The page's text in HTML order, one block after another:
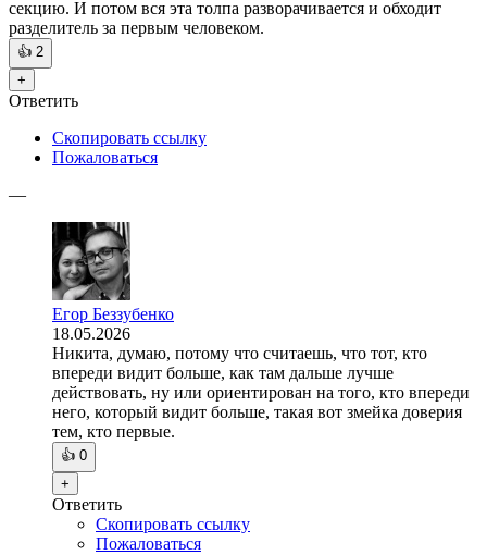
секцию. И потом вся эта толпа разворачивается и обходит
разделитель за первым человеком.
👍 2
+
Ответить
Скопировать ссылку
Пожаловаться
—
Егор Беззубенко
18.05.2026
Никита, думаю, потому что считаешь, что тот, кто
впереди видит больше, как там дальше лучше
действовать, ну или ориентирован на того, кто впереди
него, который видит больше, такая вот змейка доверия
тем, кто первые.
👍 0
+
Ответить
Скопировать ссылку
Пожаловаться